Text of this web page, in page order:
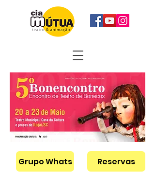
Grupo Whats Reservas